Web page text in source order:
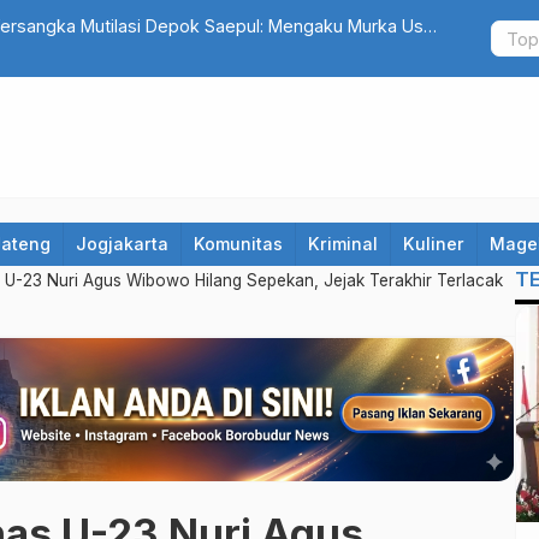
Mutilasi Depok Saepul: Mengaku Murka Usai
Daftar 8
Jogjakarta Komunitas Kriminal Kuliner
U-23 Nuri Agus Wibowo Hilang Sepekan, Jejak Terakhir Terlacak